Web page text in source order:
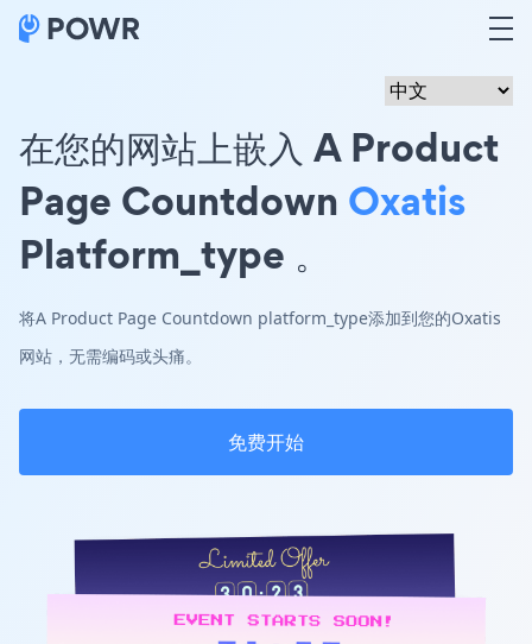
在您的网站上嵌入 A Product
Page Countdown Oxatis
Platform_type 。
将A Product Page Countdown platform_type添加到您的Oxatis
网站，无需编码或头痛。
免费开始